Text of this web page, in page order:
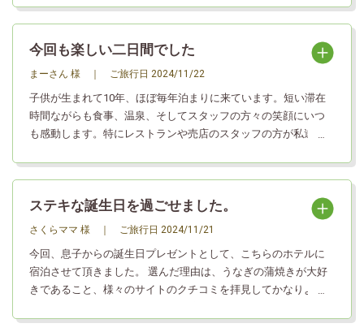
ださって、子どもも凄く喜んでいました。 また次回も利用させ
今回も楽しい二日間でした
まーさん 様 ご旅行日 2024/11/22
子供が生まれて10年、ほぼ毎年泊まりに来ています。短い滞在
時間ながらも食事、温泉、そしてスタッフの方々の笑顔にいつ
も感動します。特にレストランや売店のスタッフの方が私達を
ます。また伺います。
ステキな誕生日を過ごせました。
さくらママ 様 ご旅行日 2024/11/21
今回、息子からの誕生日プレゼントとして、こちらのホテルに
宿泊させて頂きました。 選んだ理由は、うなぎの蒲焼きが大好
きであること、様々のサイトのクチコミを拝見してかなりよさ
た。 食事は どのメニューもとても美味しいし、 お部屋も ゆった